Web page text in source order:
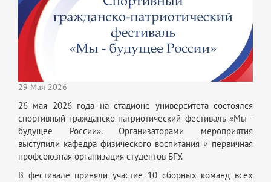
29 Мая 2026
26 мая 2026 года на стадионе университета состоялся
спортивный гражданско-патриотический фестиваль «Мы -
будущее России». Организаторами мероприятия
выступили кафедра физического воспитания и первичная
профсоюзная организация студентов БГУ.
В фестивале приняли участие 10 сборных команд всех